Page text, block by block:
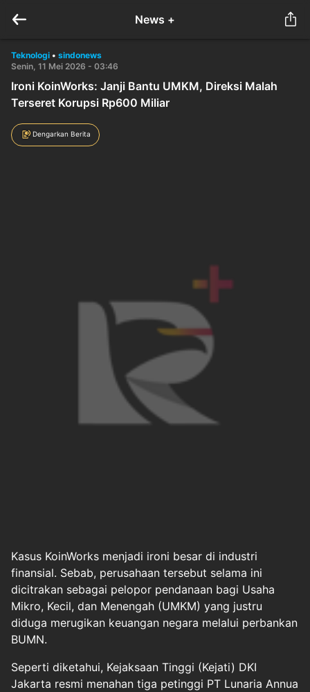
News +
Teknologi • sindonews
Senin, 11 Mei 2026 - 03:46
Ironi KoinWorks: Janji Bantu UMKM, Direksi Malah
Terseret Korupsi Rp600 Miliar
Dengarkan Berita
Kasus KoinWorks menjadi ironi besar di industri
finansial. Sebab, perusahaan tersebut selama ini
dicitrakan sebagai pelopor pendanaan bagi Usaha
Mikro, Kecil, dan Menengah (UMKM) yang justru
diduga merugikan keuangan negara melalui perbankan
BUMN.
Seperti diketahui, Kejaksaan Tinggi (Kejati) DKI
Jakarta resmi menahan tiga petinggi PT Lunaria Annua